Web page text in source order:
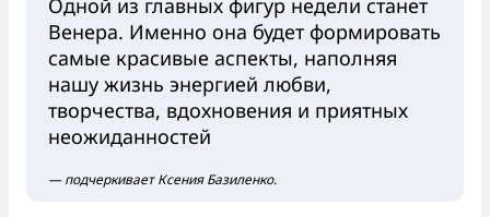
Одной из главных фигур недели станет
Венера. Именно она будет формировать
самые красивые аспекты, наполняя
нашу жизнь энергией любви,
творчества, вдохновения и приятных
неожиданностей
— подчеркивает Ксения Базиленко.